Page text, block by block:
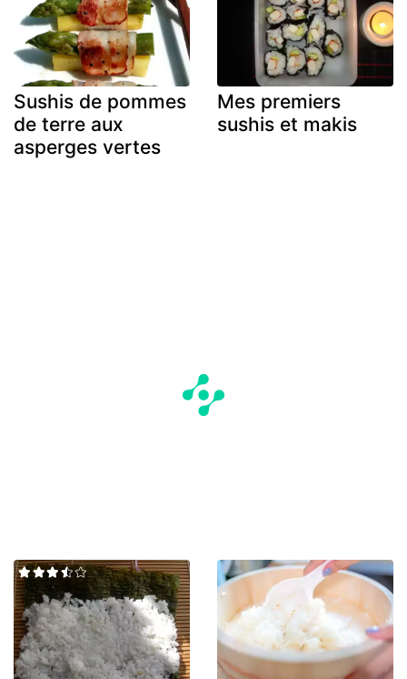
Sushis de pommes
de terre aux
asperges vertes
Mes premiers
sushis et makis